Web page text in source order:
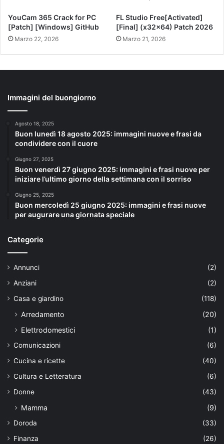
YouCam 365 Crack for PC
[Patch] [Windows] GitHub
Marzo 22, 2026
FL Studio Free[Activated]
[Final] (x32x64) Patch 2026
Marzo 21, 2026
Immagini del buongiorno
Agosto 18, 2025
Buon lunedì 18 agosto 2025: immagini nuove e frasi da
condividere con il cuore
Giugno 27, 2025
Buon venerdì 27 giugno 2025: immagini e frasi nuove per
iniziare l’ultimo giorno della settimana con il sorriso
Giugno 25, 2025
Buon mercoledì 25 giugno 2025: immagini e frasi nuove
per augurare una giornata speciale
Categorie
Annunci
(2)
Anziani
(2)
Casa e giardino
(118)
Arredamento
(20)
Elettrodomestici
(1)
Comunicazioni
(6)
Cucina e ricette
(40)
Cultura e Letteratura
(6)
Donne
(43)
Mamma (9)
Doroda
(33)
Finanza
(26)